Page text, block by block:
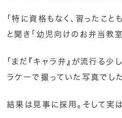
「特に資格もなく、習ったこ
と聞き「幼児向けのお弁当教
「まだ『キャラ弁』が流行る
ラケーで撮っていた写真でした
結果は見事に採用。そして実